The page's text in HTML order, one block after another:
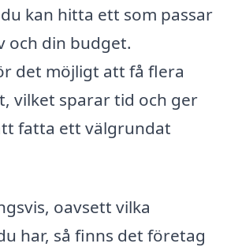
kan hitta ett som passar
och din budget.
det möjligt att få flera
vilket sparar tid och ger
fatta ett välgrundat
oavsett vilka
har, så finns det företag